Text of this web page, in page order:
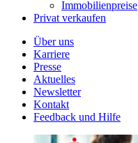
Immobilienpreise
Privat verkaufen
Über uns
Karriere
Presse
Aktuelles
Newsletter
Kontakt
Feedback und Hilfe